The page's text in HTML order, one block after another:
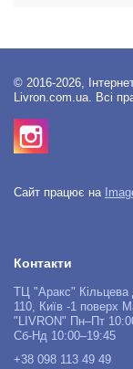
© 2016-2026,
Livron.com.ua. Всі
Сайт працює на
Контакти
ТЦ "Аракс" Кільцева
110, Київ -1 поверх
"LIVRON" Пн–Пт
Сб-Нд 10:00–19:45
+38 098 113 49 49